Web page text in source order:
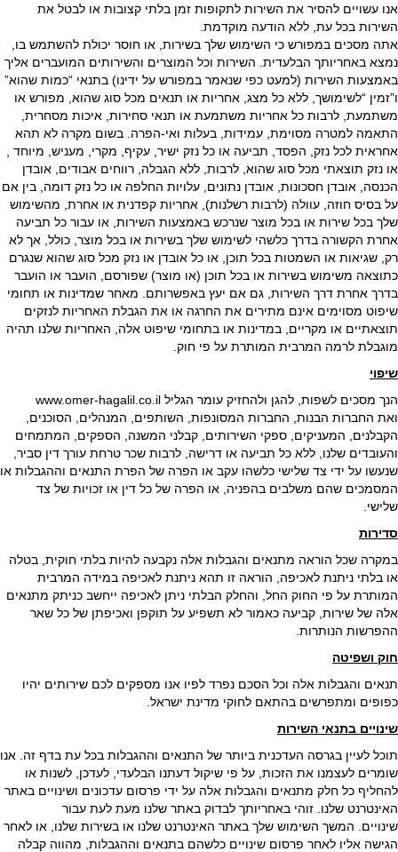
אנו עשויים להסיר את השירות לתקופות זמן בלתי קצובות או לבטל את
השירות בכל עת, ללא הודעה מוקדמת.
אתה מסכים במפורש כי השימוש שלך בשירות, או חוסר יכולת להשתמש בו,
נמצא באחריותך הבלעדית. השירות וכל המוצרים והשירותים המועברים אליך
באמצעות השירות (למעט כפי שנאמר במפורש על ידינו) בתנאי “כמות שהוא”
ו”זמין “לשימושך, ללא כל מצג, אחריות או תנאים מכל סוג שהוא, מפורש או
משתמעת, לרבות כל אחריות משתמעת או תנאי סחירות, איכות מסחרית,
התאמה למטרה מסוימת, עמידות, בעלות ואי-הפרה. בשום מקרה לא תהא
אחראית לכל נזק, הפסד, תביעה או כל נזק ישיר, עקיף, מקרי, מעניש, מיוחד ,
או נזק תוצאתי מכל סוג שהוא, לרבות, ללא הגבלה, רווחים אבודים, אובדן
הכנסה, אובדן חסכונות, אובדן נתונים, עלויות החלפה או כל נזק דומה, בין אם
על בסיס חוזה, עוולה (לרבות רשלנות), אחריות קפדנית או אחרת, מהשימוש
שלך בכל שירות או בכל מוצר שנרכש באמצעות השירות, או עבור כל תביעה
אחרת הקשורה בדרך כלשהי לשימוש שלך בשירות או בכל מוצר, כולל, אך לא
רק, שגיאות או השמטות בכל תוכן, או כל אובדן או נזק מכל סוג שהוא שנגרם
כתוצאה משימוש בשירות או בכל תוכן (או מוצר) שפורסם, הועבר או הועבר
בדרך אחרת דרך השירות, גם אם יעץ באפשרותם. מאחר שמדינות או תחומי
שיפוט מסוימים אינם מתירים את החרגה או את הגבלת האחריות לנזקים
תוצאתיים או מקריים, במדינות או בתחומי שיפוט אלה, האחריות שלנו תהיה
מוגבלת לרמה המרבית המותרת על פי חוק.
שיפוי
ואת החברות הבנות, החברות המסונפות, השותפים, המנהלים, הסוכנים,
הקבלנים, המעניקים, ספקי השירותים, קבלני המשנה, הספקים, המתמחים
והעובדים שלנו, ללא כל תביעה או דרישה, לרבות שכר טרחת עורך דין סביר,
שנעשו על ידי צד שלישי כלשהו עקב או הפרה של הפרת התנאים וההגבלות או
המסמכים שהם משלבים בהפניה, או הפרה של כל דין או זכויות של צד
שלישי.
סדירות
במקרה שכל הוראה מתנאים והגבלות אלה נקבעה להיות בלתי חוקית, בטלה
או בלתי ניתנת לאכיפה, הוראה זו תהא ניתנת לאכיפה במידה המרבית
המותרת על פי החוק החל, והחלק הבלתי ניתן לאכיפה ייחשב כניתק מתנאים
אלה של שירות, קביעה כאמור לא תשפיע על תוקפן ואכיפתן של כל שאר
ההפרשות הנותרות.
חוק ושפיטה
תנאים והגבלות אלה וכל הסכם נפרד לפיו אנו מספקים לכם שירותים יהיו
כפופים ומתפרשים בהתאם לחוקי מדינת ישראל.
שינויים בתנאי השירות
תוכל לעיין בגרסה העדכנית ביותר של התנאים וההגבלות בכל עת בדף זה. אנו
שומרים לעצמנו את הזכות, על פי שיקול דעתנו הבלעדי, לעדכן, לשנות או
להחליף כל חלק מתנאים והגבלות אלה על ידי פרסום עדכונים ושינויים באתר
האינטרנט שלנו. זוהי באחריותך לבדוק באתר שלנו מעת לעת עבור
שינויים. המשך השימוש שלך באתר האינטרנט שלנו או בשירות שלנו, או לאחר
הגישה אליו לאחר פרסום שינויים כלשהם בתנאים וההגבלות, מהווה קבלה